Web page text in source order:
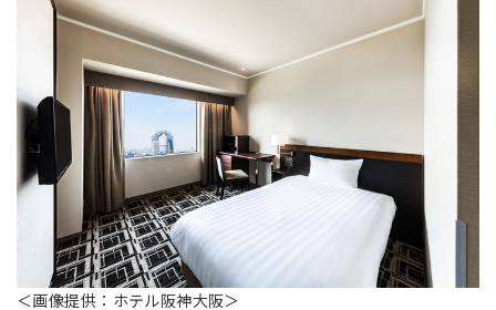
＜画像提供：ホテル阪神大阪＞